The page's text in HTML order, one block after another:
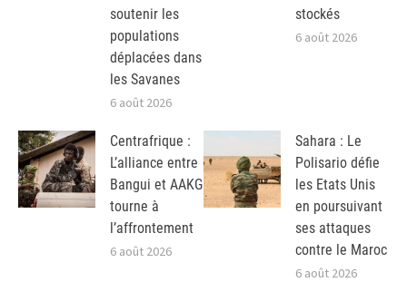
soutenir les
populations
déplacées dans
les Savanes
6 août 2026
stockés
6 août 2026
Centrafrique :
L’alliance entre
Bangui et AAKG
tourne à
l’affrontement
6 août 2026
Sahara : Le
Polisario défie
les Etats Unis
en poursuivant
ses attaques
contre le Maroc
6 août 2026